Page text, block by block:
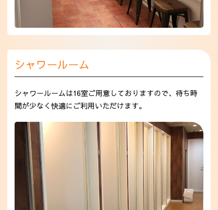
シャワールーム
シャワールームは16室ご用意しておりますので、待ち時
間が少なく快適にご利用いただけます。